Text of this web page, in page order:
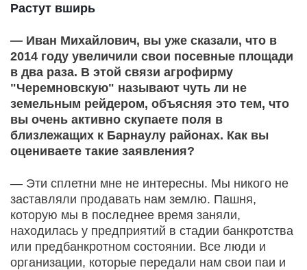
Растут вширь
— Иван Михайлович, вы уже сказали, что в
2014 году увеличили свои посевные площади
в два раза. В этой связи агрофирму
"Черемновскую" называют чуть ли не
земельным рейдером, объясняя это тем, что
вы очень активно скупаете поля в
близлежащих к Барнаулу районах. Как вы
оцениваете такие заявления?
— Эти сплетни мне не интересны. Мы никого не
заставляли продавать нам землю. Пашня,
которую мы в последнее время заняли,
находилась у предприятий в стадии банкротства
или предбанкротном состоянии. Все люди и
организации, которые передали нам свои паи и